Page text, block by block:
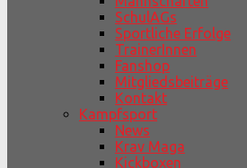
SchulAGs
Sportliche Erfolge
TrainerInnen
Fanshop
Mitgliedsbeiträge
Kontakt
Kampfsport
News
Krav Maga
Kickboxen